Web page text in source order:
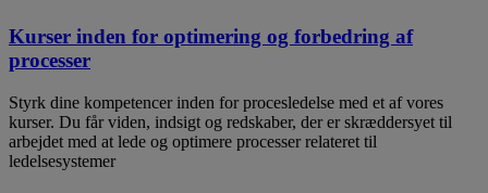
Kurser inden for optimering og forbedring af
processer
Styrk dine kompetencer inden for procesledelse med et af vores
kurser. Du får viden, indsigt og redskaber, der er skræddersyet til
arbejdet med at lede og optimere processer relateret til
ledelsesystemer